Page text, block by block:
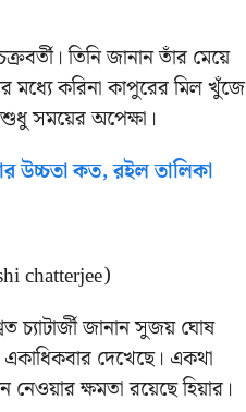
তিনি জানান তাঁর মেয়ে
মধ্যে করিনা কাপুরের মিল খুঁজে
সময়ের অপেক্ষা।
কত, রইল তালিকা
চ্যাটার্জী জানান সুজয় ঘোষ
একাধিকবার দেখেছে। একথা
ক্ষমতা রয়েছে হিয়ার।